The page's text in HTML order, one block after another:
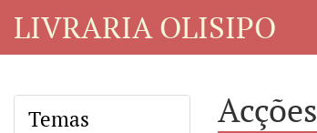
LIVRARIA OLISIPO
Temas Acções